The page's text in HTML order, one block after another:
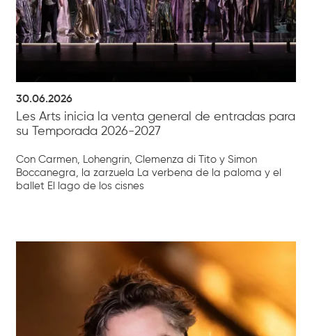
30.06.2026
Les Arts inicia la venta general de entradas para
su Temporada 2026-2027
Con Carmen, Lohengrin, Clemenza di Tito y Simon
Boccanegra, la zarzuela La verbena de la paloma y el
ballet El lago de los cisnes